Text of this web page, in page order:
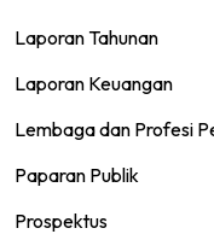
Laporan Tahunan
Laporan Keuangan
Lembaga dan Profesi
Paparan Publik
Prospektus